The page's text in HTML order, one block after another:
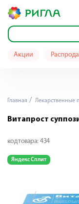
Акции
Главная Лекарственные
Витапрост
код товара: 434
Яндекс Сплит